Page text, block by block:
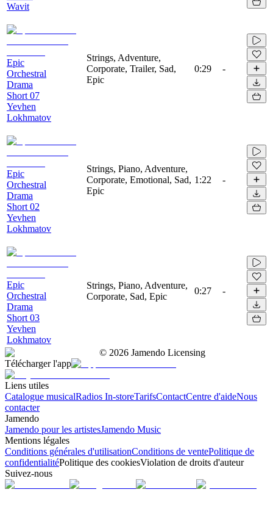
Wavit
Epic
Orchestral
Drama
Short 07
Yevhen
Lokhmatov
Strings, Adventure,
Corporate, Trailer, Sad,
Epic
0:29 -
Epic
Orchestral
Drama
Short 02
Yevhen
Lokhmatov
Strings, Piano, Adventure,
Corporate, Emotional, Sad,
Epic
1:22 -
Epic
Orchestral
Drama
Short 03
Yevhen
Lokhmatov
Strings, Piano, Adventure,
Corporate, Sad, Epic
0:27 -
© 2026 Jamendo Licensing
Télécharger l'app
Liens utiles
Catalogue musicalRadios In-storeTarifsContactCentre d'aideNous
contacter
Jamendo
Jamendo pour les artistesJamendo Music
Mentions légales
Conditions générales d'utilisationConditions de ventePolitique de
confidentialitéPolitique des cookiesViolation de droits d'auteur
Suivez-nous